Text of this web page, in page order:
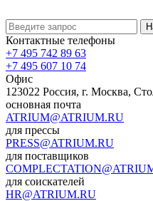
Контактные телефоны
+7 495 742 89 63
+7 495 607 10 74
Офис
123022 Россия, г. Москва,
основная почта
ATRIUM@ATRIUM.RU
для прессы
PRESS@ATRIUM.RU
для поставщиков
для соискателей
HR@ATRIUM.RU